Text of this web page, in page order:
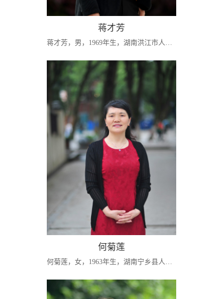
蒋才芳
蒋才芳，男，1969年生，湖南洪江市人，管理学教授，管理学博士，中共党员。现任湖南师范大学商学院mba中心主任，湖南师范大学企业管理、mba导师，院学术委员会委员、工商管理专业负责人、mba学位点负责人。兼任湖南省市场学会和湖南省技术经济与管理现代化学会常务理事。湖南省特色专业工商管理主要建设者，精品课程《管理学原理》、《战略管理》的负责人。曾任吉首大学商学院常务副院长、研究生处副处长。长期致力于金融保险管...
何菊莲
何菊莲，女，1963年生，湖南宁乡县人，经济学教授，经济学博士。管理学硕士生导师。湖南师范大学中国经济史研究所副所长。北京市自科基金委、教育部学位中心、湖南省基金委的通讯评审专家。《教育与经济》、《财经理论与实践》等学术期刊审稿员。湖南省管理科学学会理事。主要研究方向及专长：人力资本与经济发展、人力资本心理养护与组织绩效。主讲课程：人力资源管理、劳动人事法规、高级组织行为学、管理心理学、秘书学、社...